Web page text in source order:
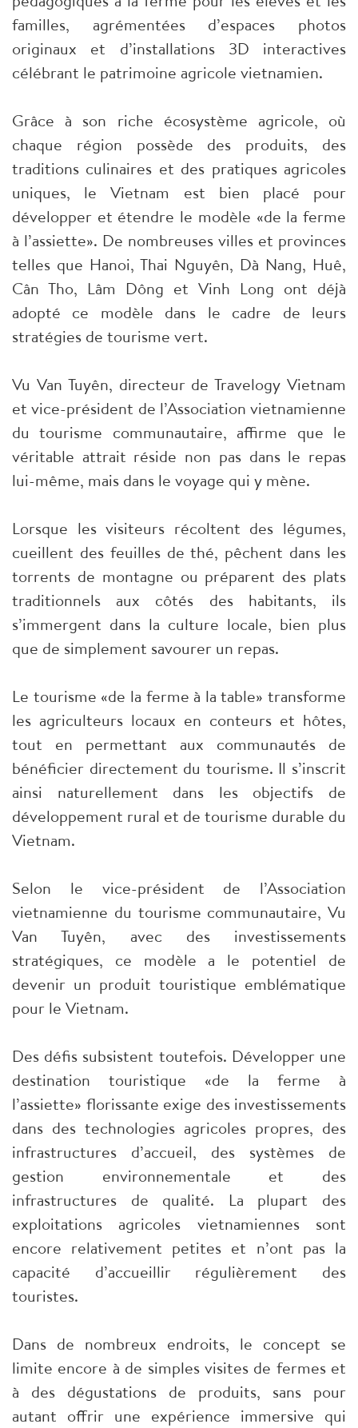
familles, agrémentées d’espaces photos
originaux et d’installations 3D interactives
célébrant le patrimoine agricole vietnamien.
Grâce à son riche écosystème agricole, où
chaque région possède des produits, des
traditions culinaires et des pratiques agricoles
uniques, le Vietnam est bien placé pour
développer et étendre le modèle «de la ferme
à l’assiette». De nombreuses villes et provinces
telles que Hanoi, Thai Nguyên, Dà Nang, Huê,
Cân Tho, Lâm Dông et Vinh Long ont déjà
adopté ce modèle dans le cadre de leurs
stratégies de tourisme vert.
Vu Van Tuyên, directeur de Travelogy Vietnam
et vice-président de l’Association vietnamienne
du tourisme communautaire, affirme que le
véritable attrait réside non pas dans le repas
lui-même, mais dans le voyage qui y mène.
Lorsque les visiteurs récoltent des légumes,
cueillent des feuilles de thé, pêchent dans les
torrents de montagne ou préparent des plats
traditionnels aux côtés des habitants, ils
s’immergent dans la culture locale, bien plus
que de simplement savourer un repas.
Le tourisme «de la ferme à la table» transforme
les agriculteurs locaux en conteurs et hôtes,
tout en permettant aux communautés de
bénéficier directement du tourisme. Il s’inscrit
ainsi naturellement dans les objectifs de
développement rural et de tourisme durable du
Vietnam.
Selon le vice-président de l’Association
vietnamienne du tourisme communautaire, Vu
Van Tuyên, avec des investissements
stratégiques, ce modèle a le potentiel de
devenir un produit touristique emblématique
pour le Vietnam.
Des défis subsistent toutefois. Développer une
destination touristique «de la ferme à
l’assiette» florissante exige des investissements
dans des technologies agricoles propres, des
infrastructures d’accueil, des systèmes de
gestion environnementale et des
infrastructures de qualité. La plupart des
exploitations agricoles vietnamiennes sont
encore relativement petites et n’ont pas la
capacité d’accueillir régulièrement des
touristes.
Dans de nombreux endroits, le concept se
limite encore à de simples visites de fermes et
à des dégustations de produits, sans pour
autant offrir une expérience immersive qui